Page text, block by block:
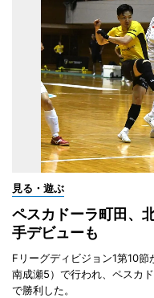
見る・遊ぶ
ペスカドーラ町田、
手デビューも
Fリーグディビジョン1第10
南成瀬5）で行われ、ペスカ
で勝利した。